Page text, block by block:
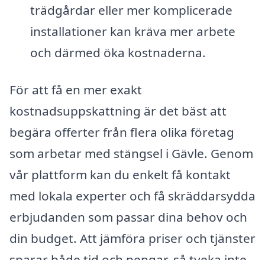
trädgårdar eller mer komplicerade
installationer kan kräva mer arbete
och därmed öka kostnaderna.
För att få en mer exakt
kostnadsuppskattning är det bäst att
begära offerter från flera olika företag
som arbetar med stängsel i Gävle. Genom
vår plattform kan du enkelt få kontakt
med lokala experter och få skräddarsydda
erbjudanden som passar dina behov och
din budget. Att jämföra priser och tjänster